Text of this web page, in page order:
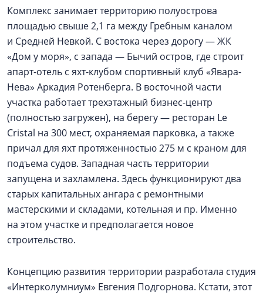
Комплекс занимает территорию полуострова
площадью свыше 2,1 га между Гребным каналом
и Средней Невкой. С востока через дорогу — ЖК
«Дом у моря», с запада — Бычий остров, где строит
апарт-отель с яхт-клубом спортивный клуб «Явара-
Нева» Аркадия Ротенберга. В восточной части
участка работает трехэтажный бизнес-центр
(полностью загружен), на берегу — ресторан Le
Cristal на 300 мест, охраняемая парковка, а также
причал для яхт протяженностью 275 м с краном для
подъема судов. Западная часть территории
запущена и захламлена. Здесь функционируют два
старых капитальных ангара с ремонтными
мастерскими и складами, котельная и пр. Именно
на этом участке и предполагается новое
строительство.
Концепцию развития территории разработала студия
«Интерколумниум» Евгения Подгорнова. Кстати, этот